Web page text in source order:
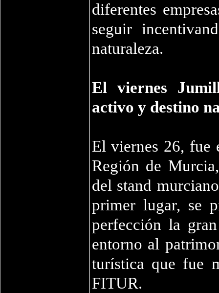
diferentes
seguir
naturaleza.
El viernes
activo y destino
El viernes 26, fue
Región de
del stand
primer lugar, se
perfección la
entorno al
turística que fue
FITUR.